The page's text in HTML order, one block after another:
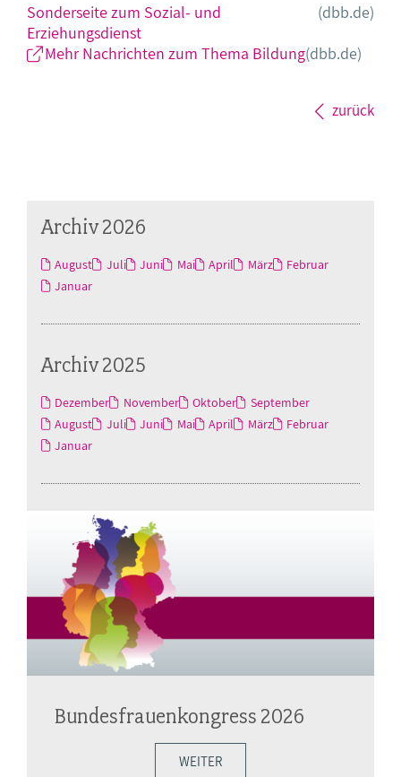
Sonderseite zum Sozial- und
Erziehungsdienst
(dbb.de)
Mehr Nachrichten zum Thema Bildung(dbb.de)
zurück
Archiv 2026
August Juli Juni Mai April März
Februar
Januar
Archiv 2025
Dezember November Oktober
September
August
Juli Juni Mai April März
Februar
Januar
Bundesfrauenkongress 2026
WEITER